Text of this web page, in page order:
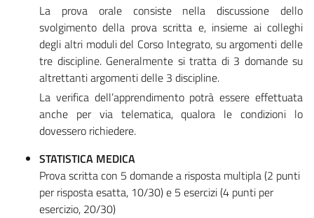
La prova orale consiste nella discussione dello
svolgimento della prova scritta e, insieme ai colleghi
degli altri moduli del Corso Integrato, su argomenti delle
tre discipline. Generalmente si tratta di 3 domande su
altrettanti argomenti delle 3 discipline.
La verifica dell’apprendimento potrà essere effettuata
anche per via telematica, qualora le condizioni lo
dovessero richiedere.
STATISTICA MEDICA
Prova scritta con 5 domande a risposta multipla (2 punti
per risposta esatta, 10/30) e 5 esercizi (4 punti per
esercizio, 20/30)